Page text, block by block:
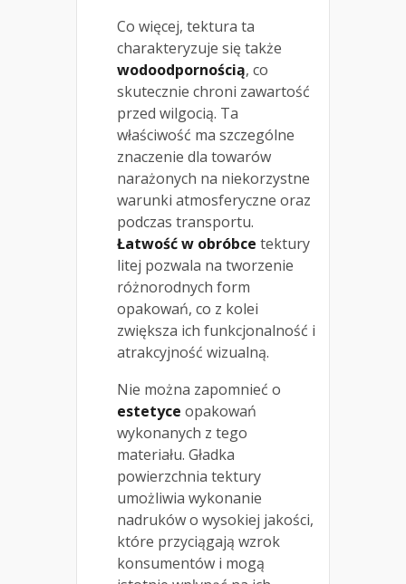
Co więcej, tektura ta
charakteryzuje się także
wodoodpornością, co
skutecznie chroni zawartość
przed wilgocią. Ta
właściwość ma szczególne
znaczenie dla towarów
narażonych na niekorzystne
warunki atmosferyczne oraz
podczas transportu.
Łatwość w obróbce tektury
litej pozwala na tworzenie
różnorodnych form
opakowań, co z kolei
zwiększa ich funkcjonalność i
atrakcyjność wizualną.
Nie można zapomnieć o
estetyce opakowań
wykonanych z tego
materiału. Gładka
powierzchnia tektury
umożliwia wykonanie
nadruków o wysokiej jakości,
które przyciągają wzrok
konsumentów i mogą